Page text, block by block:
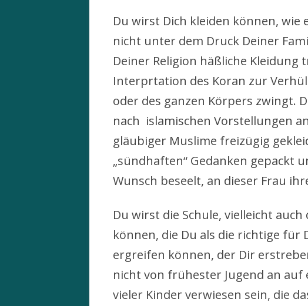
Du wirst Dich kleiden können, wie
nicht unter dem Druck Deiner
Deiner Religion häßliche Kleidung
Interprtation des Koran zur
oder des ganzen Körpers zwingt.
nach islamischen Vorstellungen
gläubiger Muslime freizügig
„sündhaften“ Gedanken gepackt
Wunsch beseelt, an dieser Frau
Du wirst die Schule, vielleicht
können, die Du als die richtige
ergreifen können, der Dir
nicht von frühester Jugend an
vieler Kinder verwiesen sein, die